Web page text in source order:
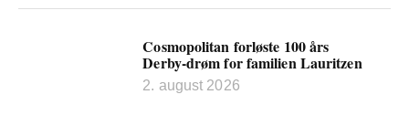
Cosmopolitan forløste 100 års
Derby-drøm for familien Lauritzen
2. august 2026